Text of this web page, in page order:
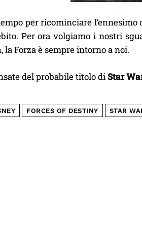
per ricominciare
Per ora volgiamo i nostri
la Forza è sempre intorno a noi.
del probabile titolo diStar
FORCES OF DESTINY STAR